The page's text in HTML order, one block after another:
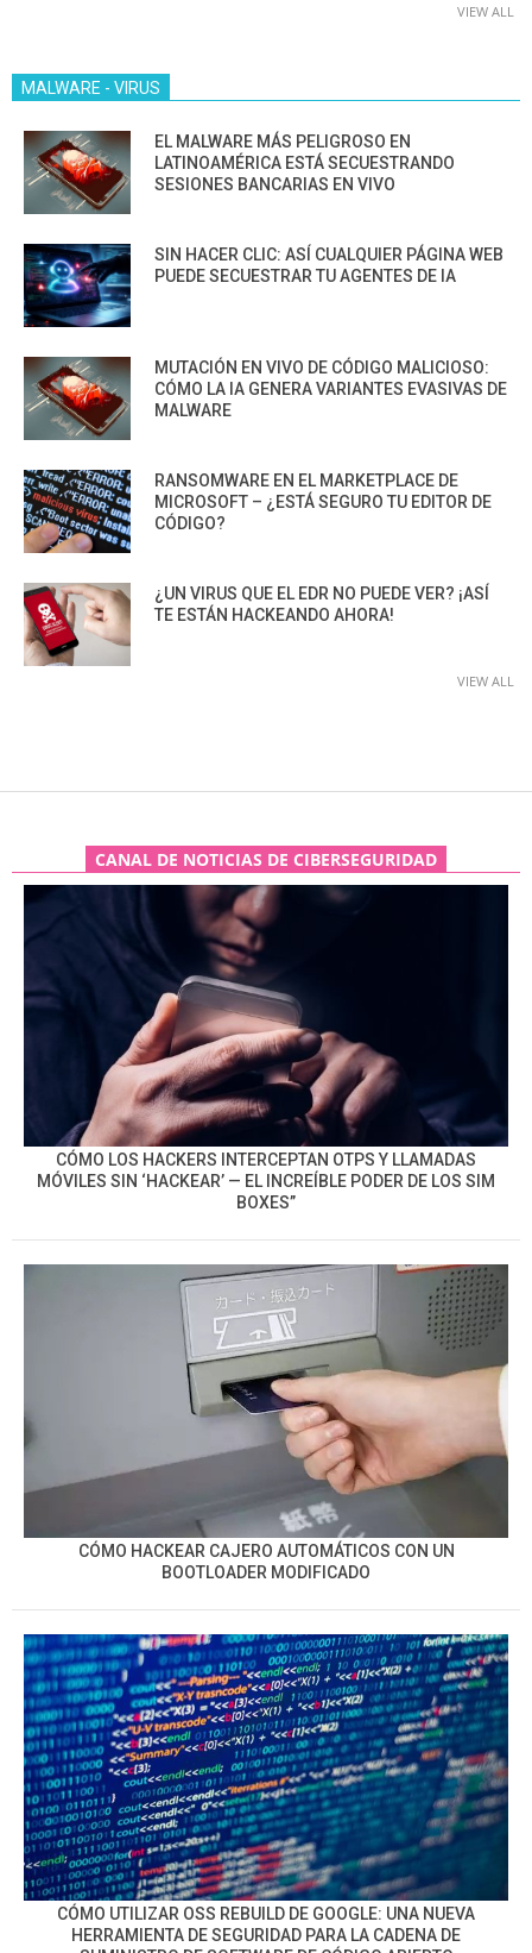
VIEW ALL
MALWARE - VIRUS
EL MALWARE MÁS PELIGROSO EN
LATINOAMÉRICA ESTÁ SECUESTRANDO
SESIONES BANCARIAS EN VIVO
SIN HACER CLIC: ASÍ CUALQUIER PÁGINA WEB
PUEDE SECUESTRAR TU AGENTES DE IA
MUTACIÓN EN VIVO DE CÓDIGO MALICIOSO:
CÓMO LA IA GENERA VARIANTES EVASIVAS DE
MALWARE
RANSOMWARE EN EL MARKETPLACE DE
MICROSOFT – ¿ESTÁ SEGURO TU EDITOR DE
CÓDIGO?
¿UN VIRUS QUE EL EDR NO PUEDE VER? ¡ASÍ
TE ESTÁN HACKEANDO AHORA!
VIEW ALL
CANAL DE NOTICIAS DE CIBERSEGURIDAD
CÓMO LOS HACKERS INTERCEPTAN OTPS Y LLAMADAS
MÓVILES SIN ‘HACKEAR’ — EL INCREÍBLE PODER DE LOS SIM
BOXES”
CÓMO HACKEAR CAJERO AUTOMÁTICOS CON UN
BOOTLOADER MODIFICADO
CÓMO UTILIZAR OSS REBUILD DE GOOGLE: UNA NUEVA
HERRAMIENTA DE SEGURIDAD PARA LA CADENA DE